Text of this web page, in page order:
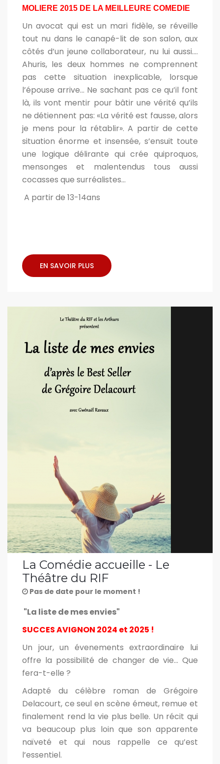
MOLIERE 2015 DE LA MEILLEURE COMEDIE
Un avocat qui est un mari fidèle, se réveille
tout nu dans le canapé-lit de son salon, aux
côtés d’un jeune collaborateur, nu lui aussi….
Ahuris, les deux hommes ne comprennent
pas cette situation inexplicable, lorsque
l’épouse arrive... Ne sachant pas ce qu’il font
là, ils vont mentir pour bâtir une vérité qu’ils
ne détiennent pas: «La vérité est fausse, alors
je mens pour la rétablir». A partir de cette
situation énorme et insensée, s’ensuit toute
une logique délirante qui crée quiproquos,
mensonges et malentendus tous aussi
cocasses que surréalistes...
A partir de 13-14ans
EN SAVOIR PLUS
La Comédie accueille - Le
Théâtre du RIF
Pas de date pour le moment !
"La liste de mes envies"
SUCCES AVIGNON 2024 et 2025 !
Un jour, un évenements extraordinaire lui
offre la possibilité de changer de vie... Que
fera-t-elle ?
Adapté du célèbre roman de Grégoire
Delacourt, ce seul en scène émeut, remue et
finalement rend la vie plus belle. Un récit qui
va beaucoup plus loin que son apparente
naïveté et qui nous rappelle ce qu’est
l’essentiel.